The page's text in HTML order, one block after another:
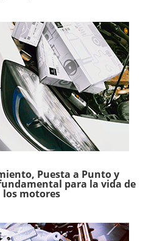
Puesta a Punto y
para la vida de
los motores